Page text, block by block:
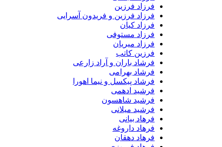
فرزاد فرزین
فرزاد فرزین و فریدون آسرایی
فرزاد کیان
فرزاد مستوفی
فرزاد میریان
فرزین کاتب
فرشاد باران و آراد زارعی
فرشاد بهرامی
فرشاد پیکسل و نیما اهورا
فرشید ادهمی
فرشید شاهسون
فرشید میلانی
فرهاد بیانی
فرهاد داروغه
فرهاد دهقان